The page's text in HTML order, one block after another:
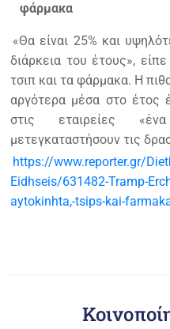
φάρμακα
«Θα είναι 25% και
διάρκεια του έτους»,
τσιπ και τα φάρμακα. Η
αργότερα μέσα στο έτος
στις εταιρείες
μετεγκαταστήσουν τις
https://www.reporter.gr/
Eidhseis/631482-Tramp-
aytokinhta,-tsips-kai-